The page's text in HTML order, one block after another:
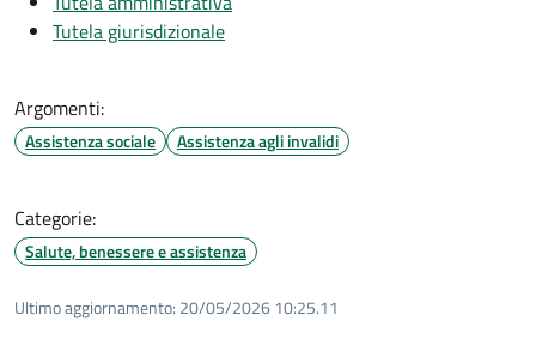
Tutela giurisdizionale
Argomenti:
Assistenza sociale Assistenza agli invalidi
Categorie:
Salute, benessere e assistenza
Ultimo aggiornamento: 20/05/2026 10:25.11